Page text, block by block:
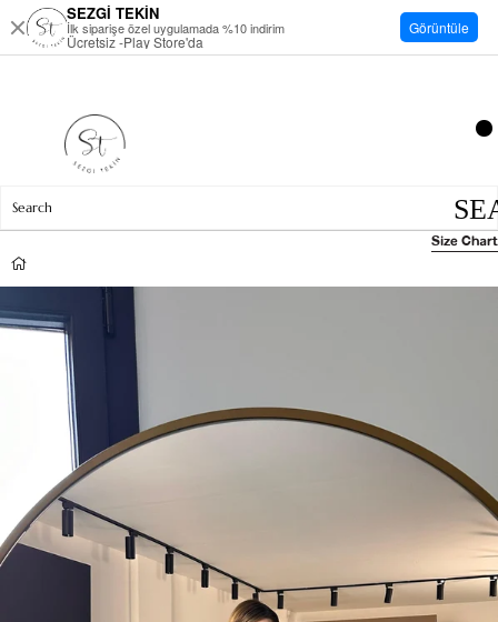
Size Chart
SEZGİ TEKİN
İlk siparişe özel uygulamada %10 indirim
Ücretsiz -Play Store'da
Görüntüle